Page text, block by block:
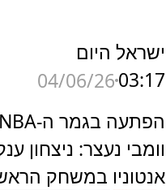
ישראל היום
03:17
04/06/26
הפתעה בגמר ה-NBA
וומבי נעצר: ניצחון
אנטוניו במשחק